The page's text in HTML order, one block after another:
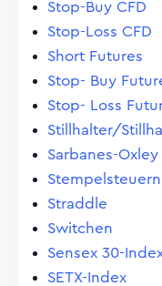
Stop-Buy CFD
Stop-Loss CFD
Short Futures
Stop- Buy
Stop- Loss
Stillhalter/
Sarbanes-Oxley
Stempelsteuern
Straddle
Switchen
Sensex 30-
SETX-Index